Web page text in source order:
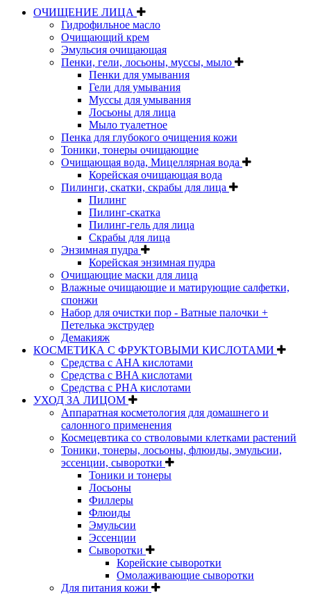
ОЧИЩЕНИЕ ЛИЦА
Гидрофильное масло
Очищающий крем
Эмульсия очищающая
Пенки, гели, лосьоны, муссы, мыло
Пенки для умывания
Гели для умывания
Муссы для умывания
Лосьоны для лица
Мыло туалетное
Пенка для глубокого очищения кожи
Тоники, тонеры очищающие
Очищающая вода, Мицеллярная вода
Корейская очищающая вода
Пилинги, скатки, скрабы для лица
Пилинг
Пилинг-скатка
Пилинг-гель для лица
Скрабы для лица
Энзимная пудра
Корейская энзимная пудра
Очищающие маски для лица
Влажные очищающие и матирующие салфетки,
спонжи
Набор для очистки пор - Ватные палочки +
Петелька экструдер
Демакияж
КОСМЕТИКА С ФРУКТОВЫМИ КИСЛОТАМИ
Средства с AHA кислотами
Средства с BHA кислотами
Средства с PHA кислотами
УХОД ЗА ЛИЦОМ
Аппаратная косметология для домашнего и
салонного применения
Космецевтика со стволовыми клетками растений
Тоники, тонеры, лосьоны, флюиды, эмульсии,
эссенции, сыворотки
Тоники и тонеры
Лосьоны
Филлеры
Флюиды
Эмульсии
Эссенции
Сыворотки
Корейские сыворотки
Омолаживающие сыворотки
Для питания кожи